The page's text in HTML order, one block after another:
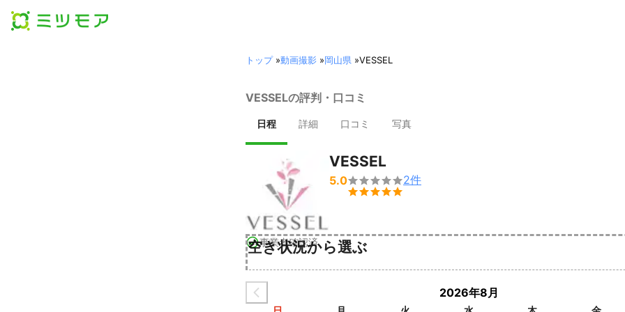
トップ»動画撮影 »岡山県 »VESSEL
VESSELの評判・口コミ
日程 詳細 口コミ 写真
事業者確認済
VESSEL
5.0

2件
空き状況から選ぶ
2026年8月